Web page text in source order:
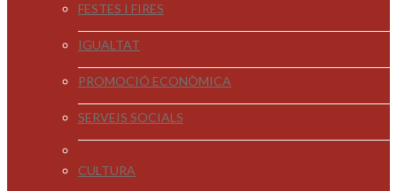
FESTES I FIRES
IGUALTAT
PROMOCIÓ ECONÒMICA
SERVEIS SOCIALS
CULTURA